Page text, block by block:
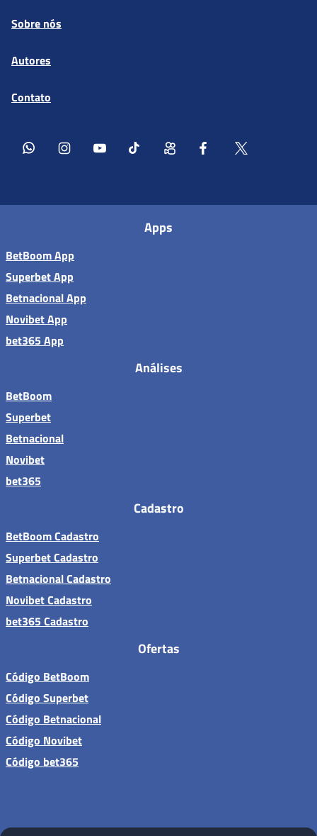
Sobre nós
Autores
Contato
Apps
BetBoom App
Superbet App
Betnacional App
Novibet App
bet365 App
Análises
BetBoom
Superbet
Betnacional
Novibet
bet365
Cadastro
BetBoom Cadastro
Superbet Cadastro
Betnacional Cadastro
Novibet Cadastro
bet365 Cadastro
Ofertas
Código BetBoom
Código Superbet
Código Betnacional
Código Novibet
Código bet365